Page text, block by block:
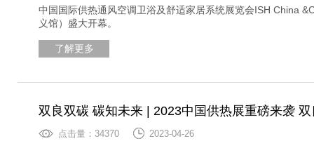
中国国际供热通风空调卫浴及舒适家居系统展览会ISH China
义馆）盛大开幕。
了解更多
双良双碳 碳知未来 | 2023中国供热展重磅来袭
点击量：34370 2023-04-26